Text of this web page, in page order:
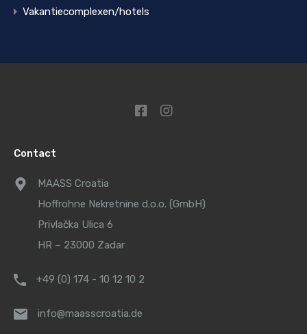
Vakantiecomplexen/hotels
Contact
MAASS Croatia
Hoffrohne Nekretnine d.o.o. (GmbH)
Privlačka Ulica 6
HR – 23000 Zadar
+49 (0) 174 - 10 12 10 2
info@maasscroatia.de